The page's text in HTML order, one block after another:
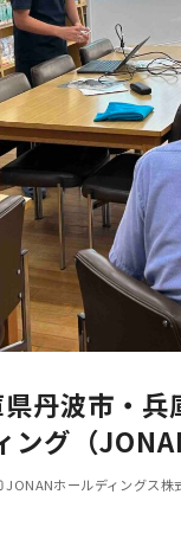
丹波市・
ング（
JONANホールディングス株